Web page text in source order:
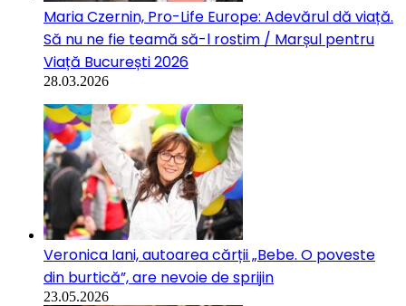
Maria Czernin, Pro-Life Europe: Adevărul dă viață.
Să nu ne fie teamă să-l rostim / Marșul pentru
Viață București 2026
28.03.2026
Veronica Iani, autoarea cărții „Bebe. O poveste
din burtică”, are nevoie de sprijin
23.05.2026